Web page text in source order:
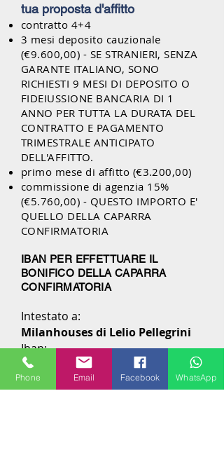
tua proposta d'affitto
contratto 4+4
3 mesi deposito cauzionale
(€9.600,00) - SE STRANIERI, SENZA
GARANTE ITALIANO, SONO
RICHIESTI 9 MESI DI DEPOSITO O
FIDEIUSSIONE BANCARIA DI 1
ANNO PER TUTTA LA DURATA DEL
CONTRATTO E PAGAMENTO
TRIMESTRALE ANTICIPATO
DELL'AFFITTO.
primo mese di affitto (€3.200,00)
commissione di agenzia 15%
(€5.760,00) - QUESTO IMPORTO E'
QUELLO DELLA CAPARRA
CONFIRMATORIA
IBAN PER EFFETTUARE IL
BONIFICO DELLA CAPARRA
CONFIRMATORIA
Intestato a:
Milanhouses di Lelio Pellegrini
Iban:
IT96 V030 6909 4001 0000 0065
909
Phone Email Facebook WhatsApp